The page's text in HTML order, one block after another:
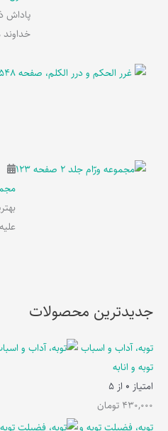
پاداش
خداوند
جدیدترین محصولات
توبه، آداب و اسباب
توبه و انابه
امتیاز 0 از 5
430,000 تومان
توبه، فضیلت توبه و